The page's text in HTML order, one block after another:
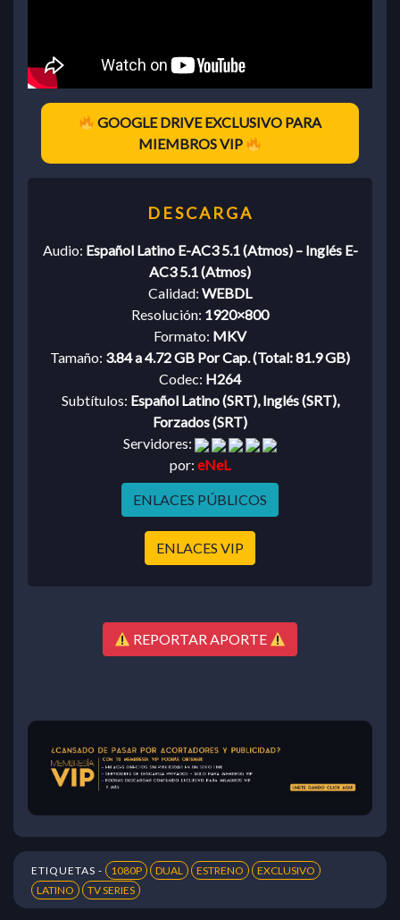
GOOGLE DRIVE EXCLUSIVO PARA
MIEMBROS VIP
Audio: Español Latino E-AC3 5.1 (Atmos) – Inglés E-
AC3 5.1 (Atmos)
Calidad: WEBDL
Resolución: 1920×800
Formato: MKV
Tamaño: 3.84 a 4.72 GB Por Cap. (Total: 81.9 GB)
Codec: H264
Subtítulos: Español Latino (SRT), Inglés (SRT),
Forzados (SRT)
Servidores:
por: eNeL
ENLACES PÚBLICOS
ENLACES VIP
REPORTAR APORTE
ETIQUETAS - 1080P DUAL ESTRENO
EXCLUSIVO
LATINO
TV SERIES